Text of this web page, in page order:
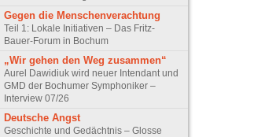
Gegen die Menschenverachtung
Teil 1: Lokale Initiativen – Das Fritz-
Bauer-Forum in Bochum
„Wir gehen den Weg zusammen“
Aurel Dawidiuk wird neuer Intendant und
GMD der Bochumer Symphoniker –
Interview 07/26
Deutsche Angst
Geschichte und Gedächtnis – Glosse